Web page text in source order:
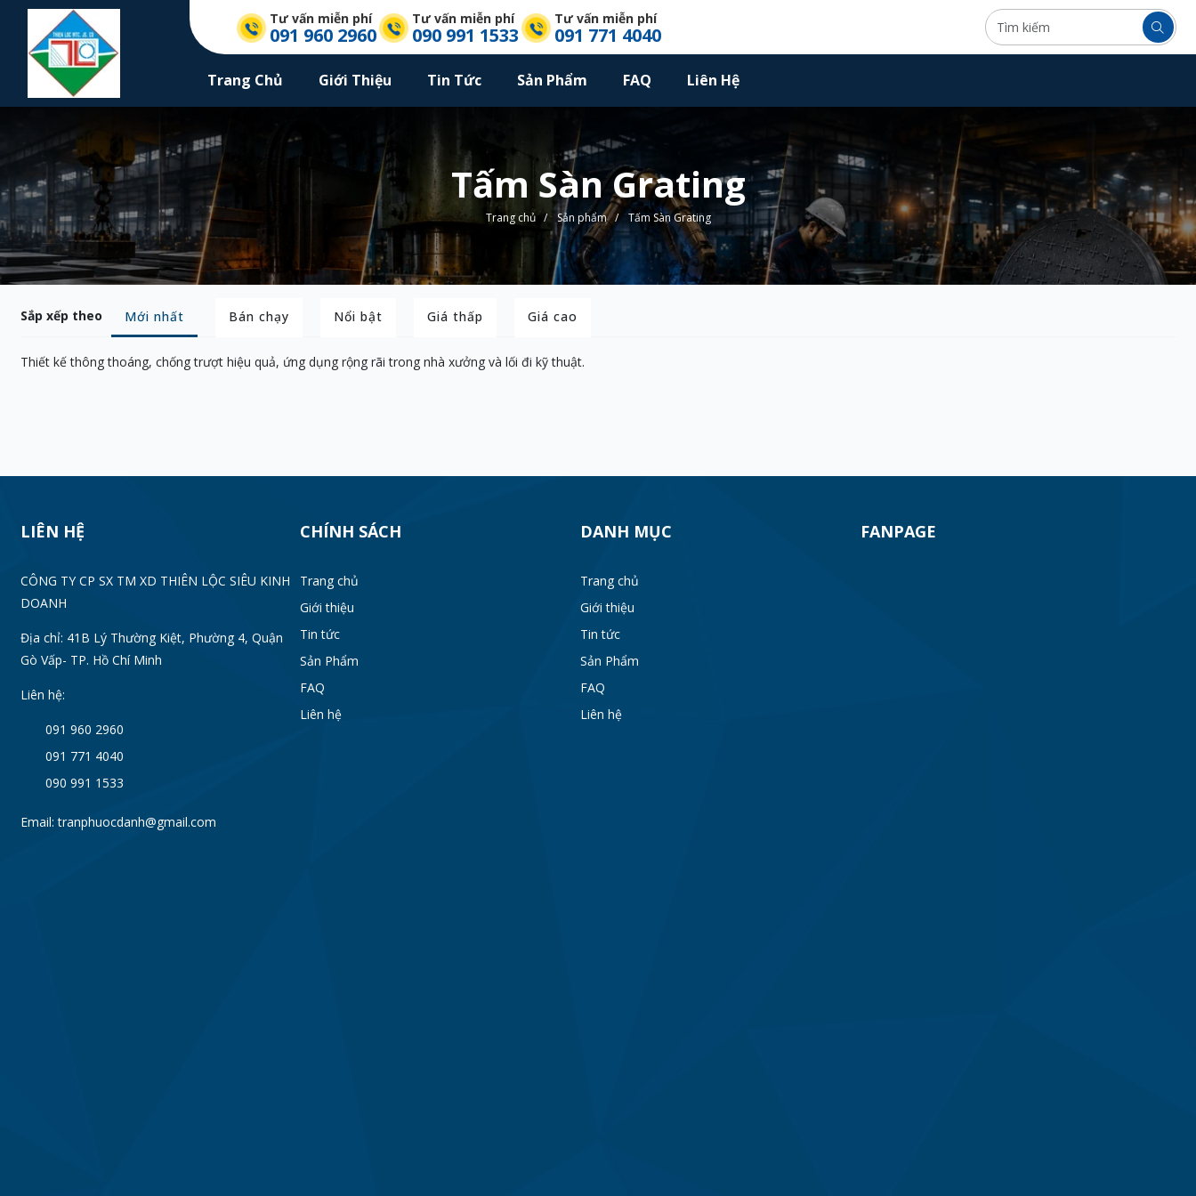
Tư vấn miễn phí
091 960 2960
Tư vấn miễn phí
090 991 1533
Tư vấn miễn phí
091 771 4040
Trang Chủ Giới Thiệu Tin Tức Sản Phẩm FAQ Liên Hệ
Tấm Sàn Grating
Trang chủ / Sản phẩm / Tấm Sàn Grating
Sắp xếp theo Mới nhất Bán chạy Nổi bật Giá thấp Giá cao
Thiết kế thông thoáng, chống trượt hiệu quả, ứng dụng rộng rãi trong nhà xưởng và lối đi kỹ thuật.
LIÊN HỆ
CÔNG TY CP SX TM XD THIÊN LỘC SIÊU KINH
DOANH
Địa chỉ: 41B Lý Thường Kiệt, Phường 4, Quận
Gò Vấp- TP. Hồ Chí Minh
Liên hệ:
091 960 2960
091 771 4040
090 991 1533
Email: tranphuocdanh@gmail.com
CHÍNH SÁCH
Trang chủ
Giới thiệu
Tin tức
Sản Phẩm
FAQ
Liên hệ
DANH MỤC
Trang chủ
Giới thiệu
Tin tức
Sản Phẩm
FAQ
Liên hệ
FANPAGE